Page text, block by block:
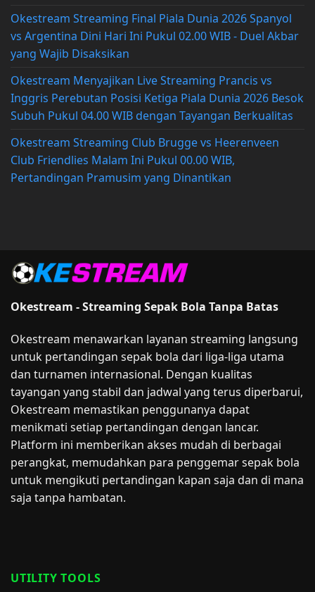
Okestream Streaming Final Piala Dunia 2026 Spanyol
vs Argentina Dini Hari Ini Pukul 02.00 WIB - Duel Akbar
yang Wajib Disaksikan
Okestream Menyajikan Live Streaming Prancis vs
Inggris Perebutan Posisi Ketiga Piala Dunia 2026 Besok
Subuh Pukul 04.00 WIB dengan Tayangan Berkualitas
Okestream Streaming Club Brugge vs Heerenveen
Club Friendlies Malam Ini Pukul 00.00 WIB,
Pertandingan Pramusim yang Dinantikan
Okestream - Streaming Sepak Bola Tanpa Batas
Okestream menawarkan layanan streaming langsung
untuk pertandingan sepak bola dari liga-liga utama
dan turnamen internasional. Dengan kualitas
tayangan yang stabil dan jadwal yang terus diperbarui,
Okestream memastikan penggunanya dapat
menikmati setiap pertandingan dengan lancar.
Platform ini memberikan akses mudah di berbagai
perangkat, memudahkan para penggemar sepak bola
untuk mengikuti pertandingan kapan saja dan di mana
saja tanpa hambatan.
UTILITY TOOLS